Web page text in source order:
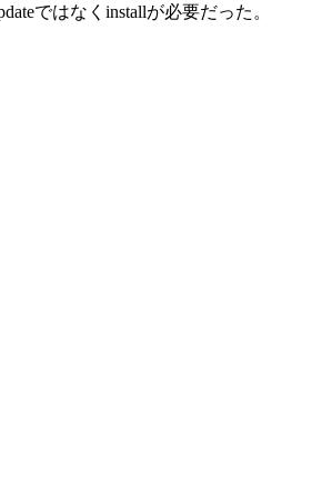
ではなくinstallが必要だった。